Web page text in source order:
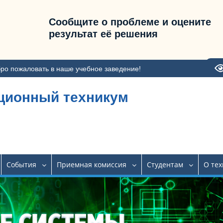
Сообщите о проблеме и оцените
результат её решения
пожаловать в наше учебное заведение!
техникум
События Приемная комиссия Студентам О